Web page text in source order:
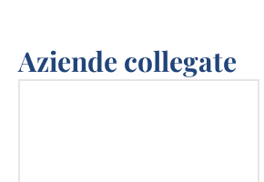
Aziende collegate